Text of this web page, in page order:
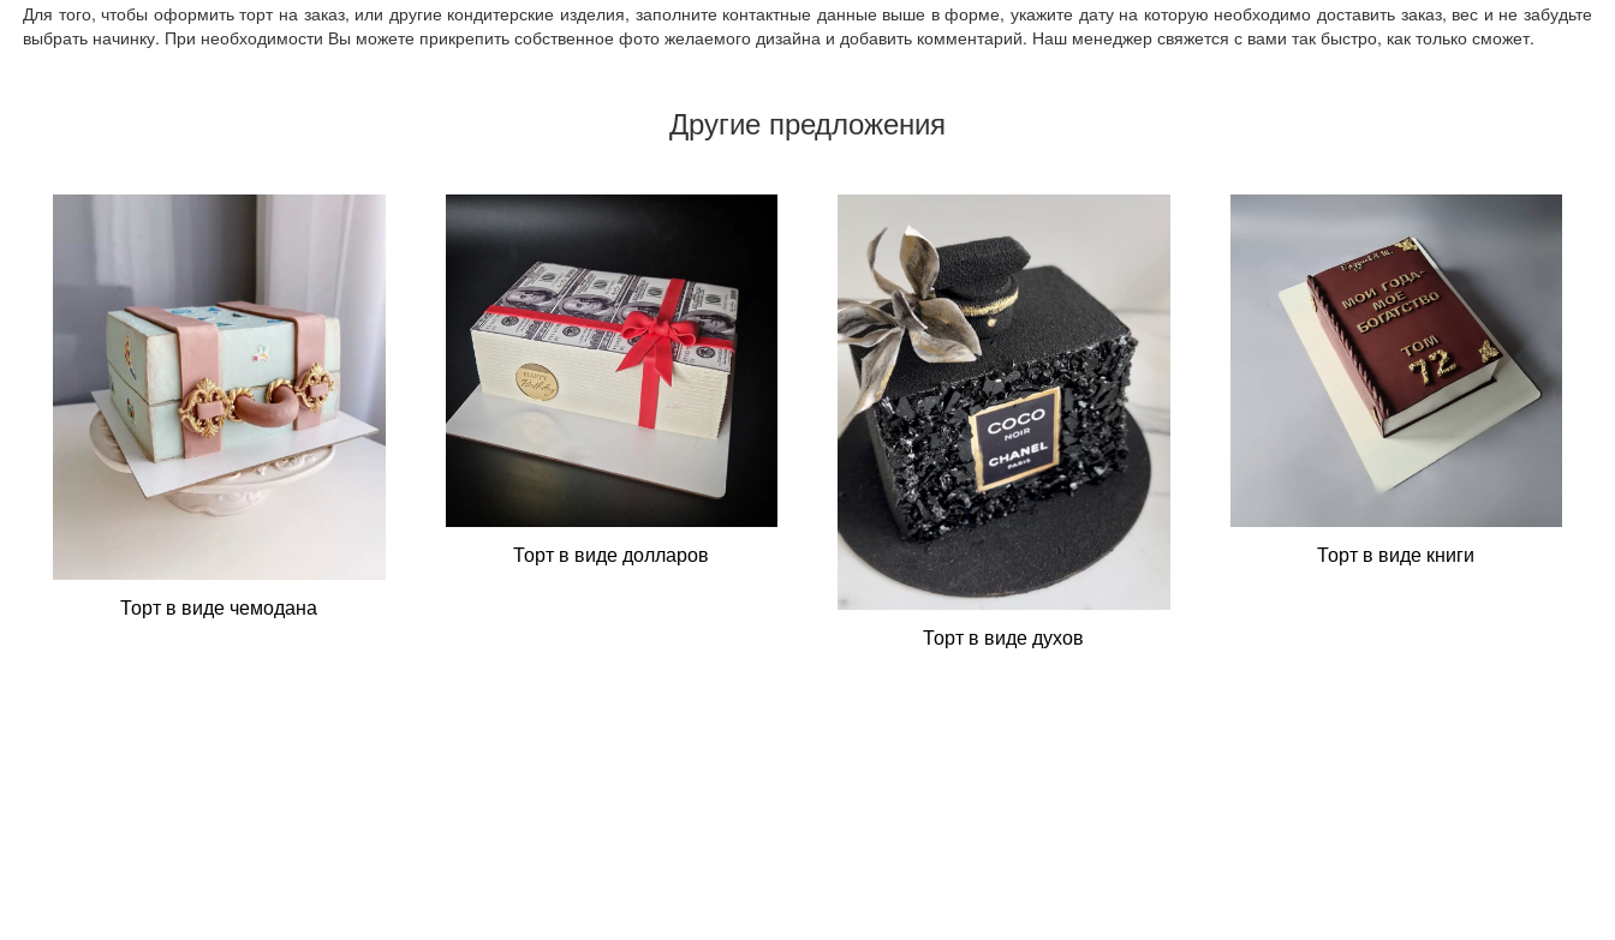
Для того, чтобы оформить торт на заказ, или другие кондитерские изделия, заполните контактные данные выше в форме, укажите дату на которую необходимо доставить заказ, вес и не забудьте
выбрать начинку. При необходимости Вы можете прикрепить собственное фото желаемого дизайна и добавить комментарий. Наш менеджер свяжется с вами так быстро, как только сможет.
Другие предложения
Торт в виде чемодана
Торт в виде долларов
Торт в виде духов
Торт в виде книги